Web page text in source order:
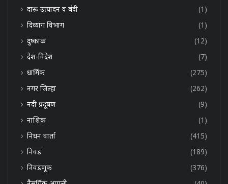
दारू उत्पादन व बंदी
(1)
दिव्यांग विभाग
(1)
दुष्काळ
(12)
देश-विदेश
(7)
धार्मिक
(275)
नगर जिल्हा
(262)
नदी प्रदूषण
(9)
नाशिक
(1)
निधन वार्ता
(415)
निवड
(189)
निवडणूक
(376)